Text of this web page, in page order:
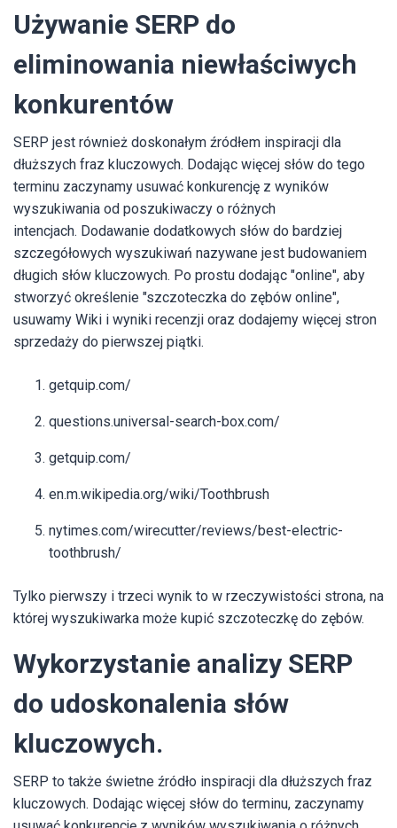
Używanie SERP do
eliminowania niewłaściwych
konkurentów
SERP jest również doskonałym źródłem inspiracji dla
dłuższych fraz kluczowych. Dodając więcej słów do tego
terminu zaczynamy usuwać konkurencję z wyników
wyszukiwania od poszukiwaczy o różnych
intencjach. Dodawanie dodatkowych słów do bardziej
szczegółowych wyszukiwań nazywane jest budowaniem
długich słów kluczowych. Po prostu dodając "online", aby
stworzyć określenie "szczoteczka do zębów online",
usuwamy Wiki i wyniki recenzji oraz dodajemy więcej stron
sprzedaży do pierwszej piątki.
getquip.com/
questions.universal-search-box.com/
getquip.com/
en.m.wikipedia.org/wiki/Toothbrush
nytimes.com/wirecutter/reviews/best-electric-
toothbrush/
Tylko pierwszy i trzeci wynik to w rzeczywistości strona, na
której wyszukiwarka może kupić szczoteczkę do zębów.
Wykorzystanie analizy SERP
do udoskonalenia słów
kluczowych.
SERP to także świetne źródło inspiracji dla dłuższych fraz
kluczowych. Dodając więcej słów do terminu, zaczynamy